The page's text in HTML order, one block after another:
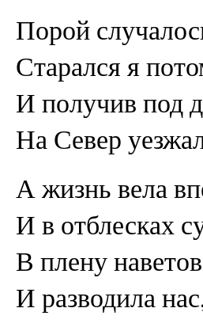
Порой
Старался я
И получив под
На Север
А жизнь вела
И в отблесках
В плену
И разводила